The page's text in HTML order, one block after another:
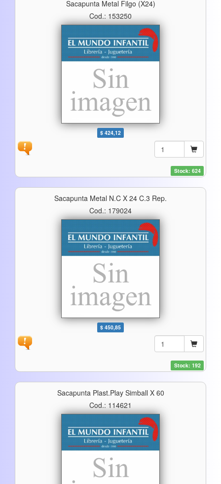
Sacapunta Metal Filgo (x24)
Cod.: 153250
$ 424,12
Stock: 624
Sacapunta Metal N.c X 24 C.3 Rep.
Cod.: 179024
$ 450,85
Stock: 192
Sacapunta Plast.play Simball X 60
Cod.: 114621